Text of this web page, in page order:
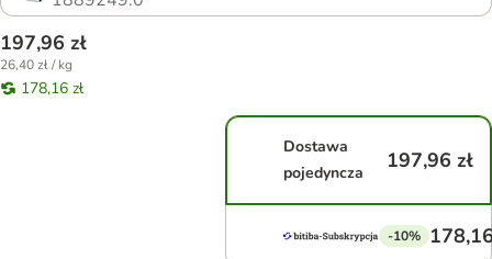
197,96 zł
26,40 zł / kg
178,16 zł
Dostawa
pojedyncza
197,96 zł
-10%